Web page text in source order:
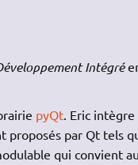
Intégré
pyQt. Eric intègre
proposés par Qt tels
qui convient